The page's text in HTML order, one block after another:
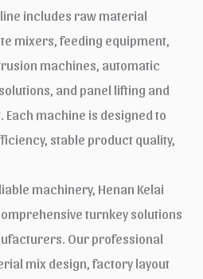
includes raw material
mixers, feeding equipment,
machines, automatic
and panel lifting and
machine is designed to
stable product quality,
machinery, Henan Kelai
turnkey solutions
Our professional
mix design, factory layout